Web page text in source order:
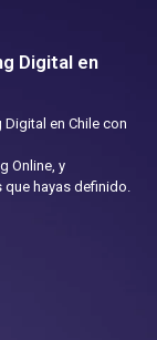
Digital en
en Chile con
Online, y
hayas definido.